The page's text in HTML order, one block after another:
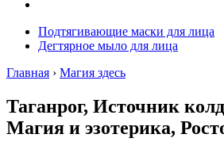
Подтягивающие маски для лица
Дегтярное мыло для лица
Главная › Магия здесь
Таганрог, Источник
Магия и эзотерика,